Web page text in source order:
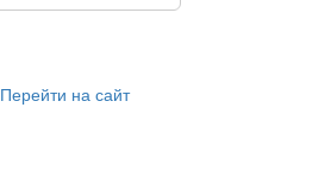
Перейти на сайт